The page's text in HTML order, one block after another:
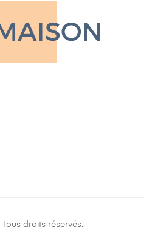
Tous droits réservés..